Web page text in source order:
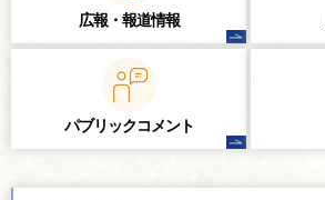
広報・報道情報
パブリックコメント